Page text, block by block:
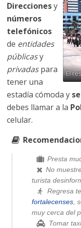
El
Direccionesy
números
telefónicos
de entidades
públicasy
privadaspara
tener una
estadía cómoda y
debes llamar a la
celular.
Presta
No
turista
Regresa
fortalecenses,
muy cerca del
Tomar